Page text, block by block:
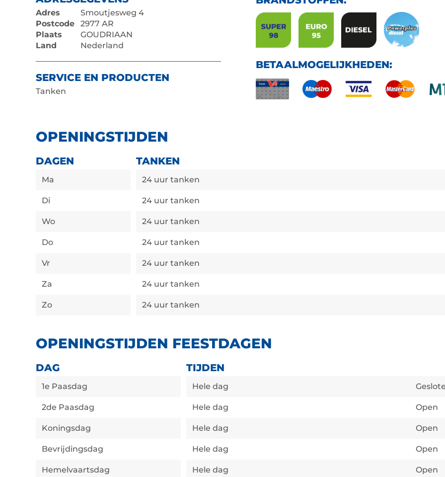
Adres
Smoutjesweg 4
Postcode
2977 AR
Plaats
GOUDRIAAN
Land
Nederland
SERVICE EN PRODUCTEN
Tanken
BETAALMOGELIJKHEDEN:
OPENINGSTIJDEN
DAGEN
Ma
Di
Wo
Do
Vr
Za
Zo
TANKEN
24 uur tanken
24 uur tanken
24 uur tanken
24 uur tanken
24 uur tanken
24 uur tanken
24 uur tanken
OPENINGSTIJDEN FEESTDAGEN
DAG
1e Paasdag
2de Paasdag
Koningsdag
Bevrijdingsdag
Hemelvaartsdag
TIJDEN
Hele dag
Hele dag Open
Hele dag Open
Hele dag Open
Hele dag Open